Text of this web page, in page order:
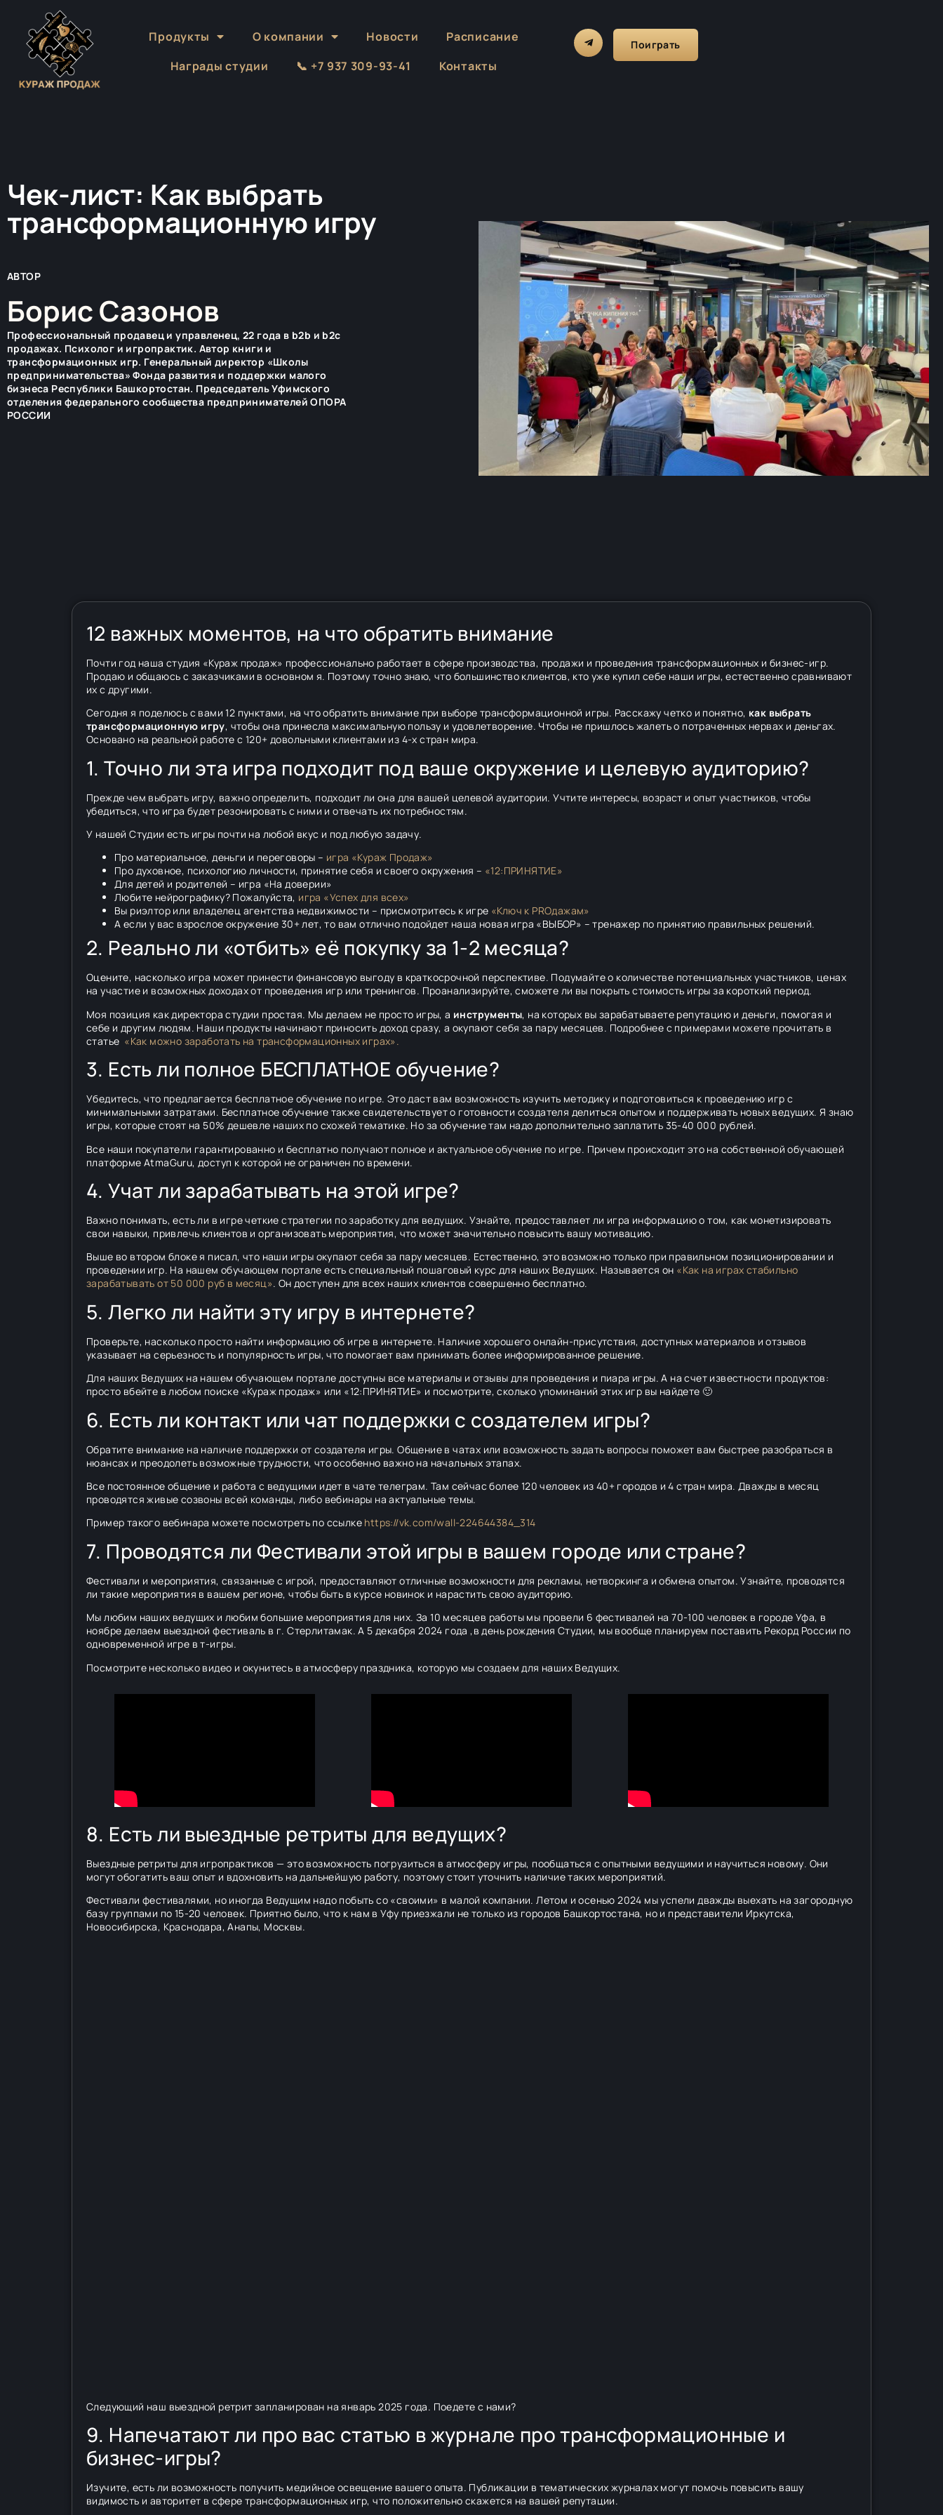
Продукты О компании Новости
Расписание
Награды студии
📞 +7 937 309-93-41 Контакты
Поиграть
Чек-лист: Как выбрать
трансформационную игру
АВТОР
Борис Сазонов
Профессиональный продавец и управленец, 22 года в b2b и b2c
продажах. Психолог и игропрактик. Автор книги и
трансформационных игр. Генеральный директор «Школы
предпринимательства» Фонда развития и поддержки малого
бизнеса Республики Башкортостан. Председатель Уфимского
отделения федерального сообщества предпринимателей ОПОРА
РОССИИ
12 важных моментов, на что обратить внимание
Почти год наша студия «Кураж продаж» профессионально работает в сфере производства, продажи и проведения трансформационных и бизнес-игр.
Продаю и общаюсь с заказчиками в основном я. Поэтому точно знаю, что большинство клиентов, кто уже купил себе наши игры, естественно сравнивают
их с другими.
Сегодня я поделюсь с вами 12 пунктами, на что обратить внимание при выборе трансформационной игры. Расскажу четко и понятно, как выбрать
трансформационную игру, чтобы она принесла максимальную пользу и удовлетворение. Чтобы не пришлось жалеть о потраченных нервах и деньгах.
Основано на реальной работе с 120+ довольными клиентами из 4-х стран мира.
1. Точно ли эта игра подходит под ваше окружение и целевую аудиторию?
Прежде чем выбрать игру, важно определить, подходит ли она для вашей целевой аудитории. Учтите интересы, возраст и опыт участников, чтобы
убедиться, что игра будет резонировать с ними и отвечать их потребностям.
У нашей Студии есть игры почти на любой вкус и под любую задачу.
Про материальное, деньги и переговоры – игра «Кураж Продаж»
Про духовное, психологию личности, принятие себя и своего окружения – «12:ПРИНЯТИЕ»
Для детей и родителей – игра «На доверии»
Любите нейрографику? Пожалуйста, игра «Успех для всех»
Вы риэлтор или владелец агентства недвижимости – присмотритесь к игре «Ключ к PROдажам»
А если у вас взрослое окружение 30+ лет, то вам отлично подойдет наша новая игра «ВЫБОР» – тренажер по принятию правильных решений.
2. Реально ли «отбить» её покупку за 1-2 месяца?
Оцените, насколько игра может принести финансовую выгоду в краткосрочной перспективе. Подумайте о количестве потенциальных участников, ценах
на участие и возможных доходах от проведения игр или тренингов. Проанализируйте, сможете ли вы покрыть стоимость игры за короткий период.
Моя позиция как директора студии простая. Мы делаем не просто игры, а инструменты, на которых вы зарабатываете репутацию и деньги, помогая и
себе и другим людям. Наши продукты начинают приносить доход сразу, а окупают себя за пару месяцев. Подробнее с примерами можете прочитать в
статье «Как можно заработать на трансформационных играх».
3. Есть ли полное БЕСПЛАТНОЕ обучение?
Убедитесь, что предлагается бесплатное обучение по игре. Это даст вам возможность изучить методику и подготовиться к проведению игр с
минимальными затратами. Бесплатное обучение также свидетельствует о готовности создателя делиться опытом и поддерживать новых ведущих. Я знаю
игры, которые стоят на 50% дешевле наших по схожей тематике. Но за обучение там надо дополнительно заплатить 35-40 000 рублей.
Все наши покупатели гарантированно и бесплатно получают полное и актуальное обучение по игре. Причем происходит это на собственной обучающей
платформе AtmaGuru, доступ к которой не ограничен по времени.
4. Учат ли зарабатывать на этой игре?
Важно понимать, есть ли в игре четкие стратегии по заработку для ведущих. Узнайте, предоставляет ли игра информацию о том, как монетизировать
свои навыки, привлечь клиентов и организовать мероприятия, что может значительно повысить вашу мотивацию.
Выше во втором блоке я писал, что наши игры окупают себя за пару месяцев. Естественно, это возможно только при правильном позиционировании и
проведении игр. На нашем обучающем портале есть специальный пошаговый курс для наших Ведущих. Называется он «Как на играх стабильно
зарабатывать от 50 000 руб в месяц». Он доступен для всех наших клиентов совершенно бесплатно.
5. Легко ли найти эту игру в интернете?
Проверьте, насколько просто найти информацию об игре в интернете. Наличие хорошего онлайн-присутствия, доступных материалов и отзывов
указывает на серьезность и популярность игры, что помогает вам принимать более информированное решение.
Для наших Ведущих на нашем обучающем портале доступны все материалы и отзывы для проведения и пиара игры. А на счет известности продуктов:
просто вбейте в любом поиске «Кураж продаж» или «12:ПРИНЯТИЕ» и посмотрите, сколько упоминаний этих игр вы найдете 🙂
6. Есть ли контакт или чат поддержки с создателем игры?
Обратите внимание на наличие поддержки от создателя игры. Общение в чатах или возможность задать вопросы поможет вам быстрее разобраться в
нюансах и преодолеть возможные трудности, что особенно важно на начальных этапах.
Все постоянное общение и работа с ведущими идет в чате телеграм. Там сейчас более 120 человек из 40+ городов и 4 стран мира. Дважды в месяц
проводятся живые созвоны всей команды, либо вебинары на актуальные темы.
Пример такого вебинара можете посмотреть по ссылке https://vk.com/wall-224644384_314
7. Проводятся ли Фестивали этой игры в вашем городе или стране?
Фестивали и мероприятия, связанные с игрой, предоставляют отличные возможности для рекламы, нетворкинга и обмена опытом. Узнайте, проводятся
ли такие мероприятия в вашем регионе, чтобы быть в курсе новинок и нарастить свою аудиторию.
Мы любим наших ведущих и любим большие мероприятия для них. За 10 месяцев работы мы провели 6 фестивалей на 70-100 человек в городе Уфа, в
ноябре делаем выездной фестиваль в г. Стерлитамак. А 5 декабря 2024 года ,в день рождения Студии, мы вообще планируем поставить Рекорд России по
одновременной игре в т-игры.
Посмотрите несколько видео и окунитесь в атмосферу праздника, которую мы создаем для наших Ведущих.
8. Есть ли выездные ретриты для ведущих?
Выездные ретриты для игропрактиков — это возможность погрузиться в атмосферу игры, пообщаться с опытными ведущими и научиться новому. Они
могут обогатить ваш опыт и вдохновить на дальнейшую работу, поэтому стоит уточнить наличие таких мероприятий.
Фестивали фестивалями, но иногда Ведущим надо побыть со «своими» в малой компании. Летом и осенью 2024 мы успели дважды выехать на загородную
базу группами по 15-20 человек. Приятно было, что к нам в Уфу приезжали не только из городов Башкортостана, но и представители Иркутска,
Новосибирска, Краснодара, Анапы, Москвы.
Следующий наш выездной ретрит запланирован на январь 2025 года. Поедете с нами?
9. Напечатают ли про вас статью в журнале про трансформационные и
бизнес-игры?
Изучите, есть ли возможность получить медийное освещение вашего опыта. Публикации в тематических журналах могут помочь повысить вашу
видимость и авторитет в сфере трансформационных игр, что положительно скажется на вашей репутации.